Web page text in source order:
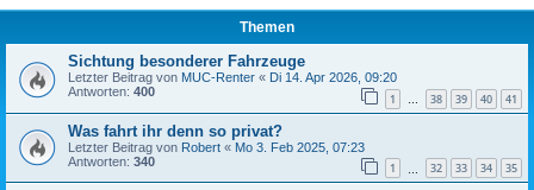
Themen
Sichtung besonderer Fahrzeuge
Letzter Beitrag von MUC-Renter « Di 14. Apr 2026, 09:20
Antworten: 400 1 … 38 39 40 41
Was fahrt ihr denn so privat?
Letzter Beitrag von Robert « Mo 3. Feb 2025, 07:23
Antworten: 340 1 32 33 34 35